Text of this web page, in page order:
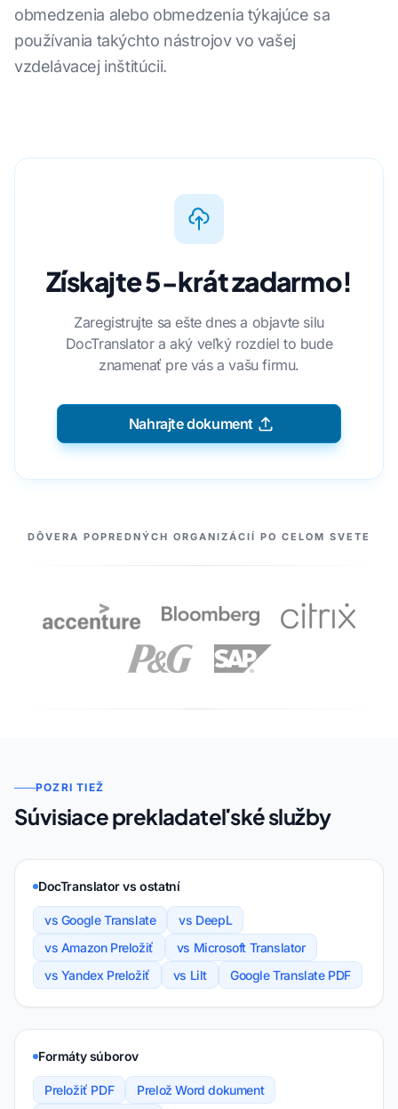
obmedzenia alebo obmedzenia týkajúce sa
používania takýchto nástrojov vo vašej
vzdelávacej inštitúcii.
Získajte 5-krát zadarmo!
Zaregistrujte sa ešte dnes a objavte silu
DocTranslator a aký veľký rozdiel to bude
znamenať pre vás a vašu firmu.
Nahrajte dokument
NAŠI PARTNERI
DÔVERA POPREDNÝCH ORGANIZÁCIÍ PO CELOM SVETE
POZRI TIEŽ
Súvisiace prekladateľské služby
DocTranslator vs ostatní
vs Google Translate
vs DeepL
vs Amazon Preložiť
vs Microsoft Translator
vs Yandex Preložiť
vs Lilt Google Translate PDF
Formáty súborov
Preložiť PDF
Prelož Word dokument